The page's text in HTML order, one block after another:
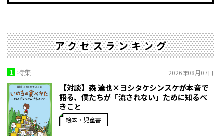
アクセスランキング
1 特集 2026年08月07日
【対談】森 達也×ヨシタケシンスケが本音で
語る、僕たちが「流されない」ために知るべ
きこと
絵本・児童書